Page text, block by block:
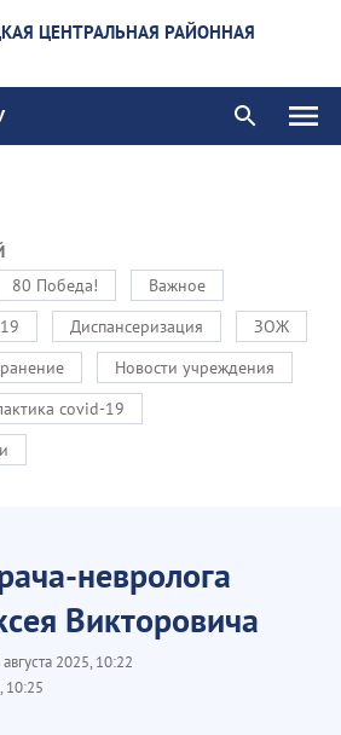
ЦЕНТРАЛЬНАЯ РАЙОННАЯ
80 Победа!
Важное
Диспансеризация
ЗОЖ
Новости учреждения
covid-19
невролога
Викторовича
2025, 10:22
10:25